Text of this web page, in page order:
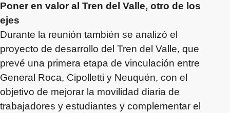
Poner en valor al Tren del Valle, otro de los
ejes
Durante la reunión también se analizó el
proyecto de desarrollo del Tren del Valle, que
prevé una primera etapa de vinculación entre
General Roca, Cipolletti y Neuquén, con el
objetivo de mejorar la movilidad diaria de
trabajadores y estudiantes y complementar el